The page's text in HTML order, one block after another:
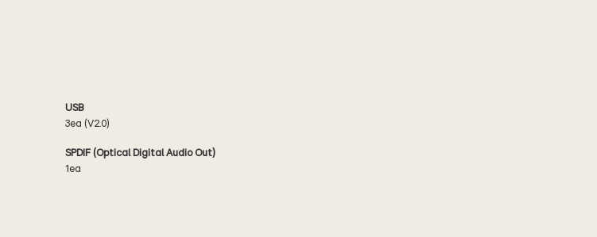
USB
3ea (V2.0)
SPDIF (Optical Digital Audio Out)
1ea